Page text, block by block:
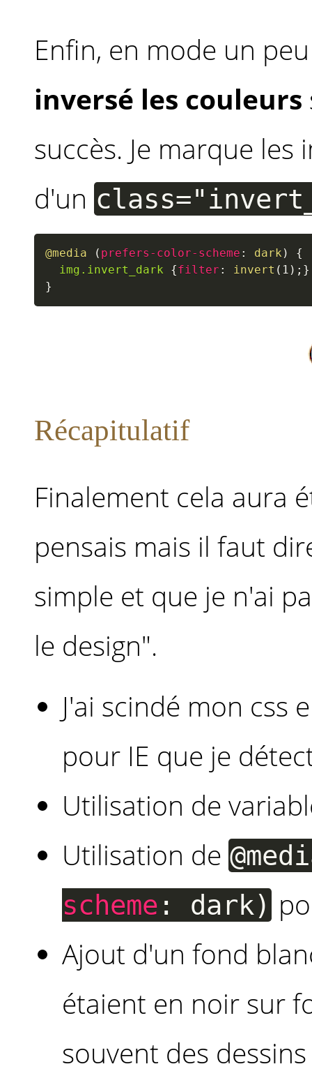
Enfin, en mode un
inversé les couleurs
succès. Je marque
d'un
@media ( prefers-color-scheme : dark )
{
img.invert_dark
{filter : invert ( 1 ) ; }
}
Récapitulatif
Finalement cela aura
pensais mais il faut
simple et que je n'ai
le design".
J'ai scindé mon css
pour IE que je
Utilisation de
Utilisation de
scheme : dark)
Ajout d'un fond
étaient en noir sur
souvent des